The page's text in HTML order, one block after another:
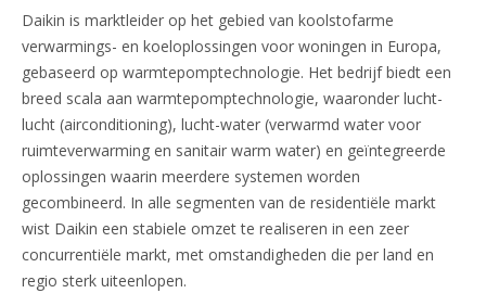
Daikin is marktleider op het gebied van koolstofarme
verwarmings- en koeloplossingen voor woningen in Europa,
gebaseerd op warmtepomptechnologie. Het bedrijf biedt een
breed scala aan warmtepomptechnologie, waaronder lucht-
lucht (airconditioning), lucht-water (verwarmd water voor
ruimteverwarming en sanitair warm water) en geïntegreerde
oplossingen waarin meerdere systemen worden
gecombineerd. In alle segmenten van de residentiële markt
wist Daikin een stabiele omzet te realiseren in een zeer
concurrentiële markt, met omstandigheden die per land en
regio sterk uiteenlopen.